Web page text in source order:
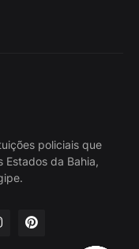
policiais que
Estados da Bahia,